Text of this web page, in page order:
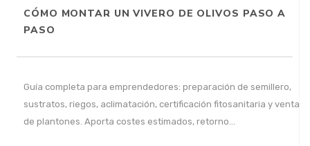
CÓMO MONTAR UN VIVERO DE OLIVOS PASO A
PASO
Guía completa para emprendedores: preparación de semillero,
sustratos, riegos, aclimatación, certificación fitosanitaria y venta
de plantones. Aporta costes estimados, retorno…